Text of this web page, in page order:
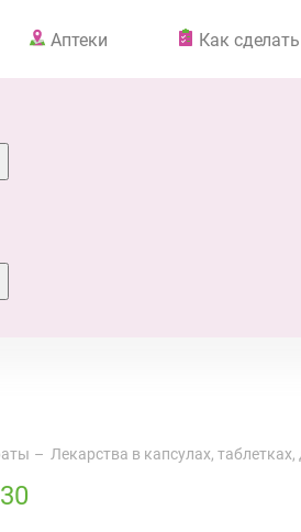
Аптеки Как
Лекарства в капсулах,